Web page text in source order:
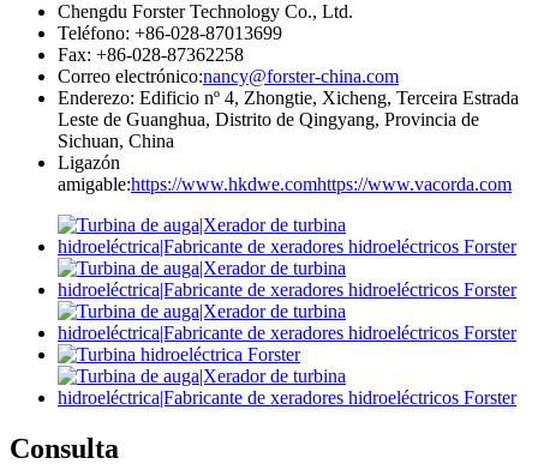
Chengdu Forster Technology Co., Ltd.
Teléfono: +86-028-87013699
Fax: +86-028-87362258
Correo electrónico:nancy@forster-china.com
Enderezo: Edificio nº 4, Zhongtie, Xicheng, Terceira Estrada
Leste de Guanghua, Distrito de Qingyang, Provincia de
Sichuan, China
Ligazón
amigable:https://www.hkdwe.comhttps://www.vacorda.com
Consulta